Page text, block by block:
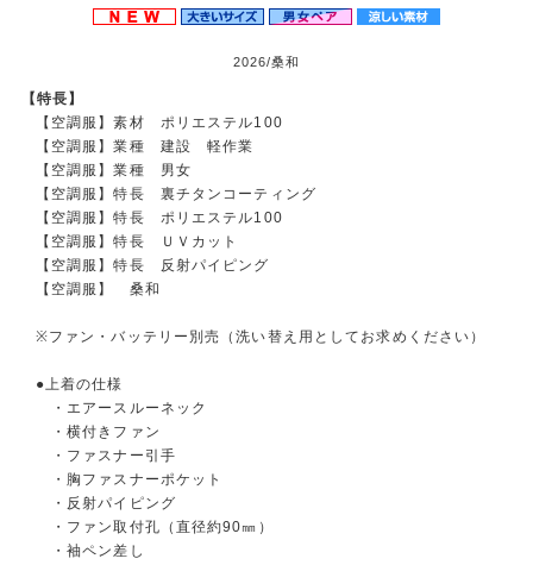
2026/桑和
【特長】
【空調服】素材 ポリエステル100
【空調服】業種 建設 軽作業
【空調服】業種 男女
【空調服】特長 裏チタンコーティング
【空調服】特長 ポリエステル100
【空調服】特長 ＵＶカット
【空調服】特長 反射パイピング
【空調服】 桑和
※ファン・バッテリー別売（洗い替え用としてお求めください）
●上着の仕様
・エアースルーネック
・横付きファン
・ファスナー引手
・胸ファスナーポケット
・反射パイピング
・ファン取付孔（直径約90㎜）
・袖ペン差し